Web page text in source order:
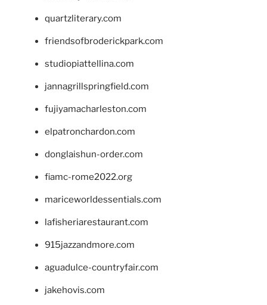
quartzliterary.com
friendsofbroderickpark.com
studiopiattellina.com
jannagrillspringfield.com
fujiyamacharleston.com
elpatronchardon.com
donglaishun-order.com
fiamc-rome2022.org
mariceworldessentials.com
lafisheriarestaurant.com
915jazzandmore.com
aguadulce-countryfair.com
jakehovis.com